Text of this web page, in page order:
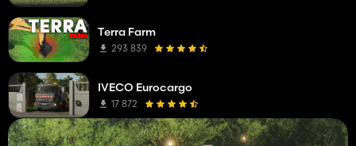
Terra Farm
293 839
IVECO Eurocargo
17 872